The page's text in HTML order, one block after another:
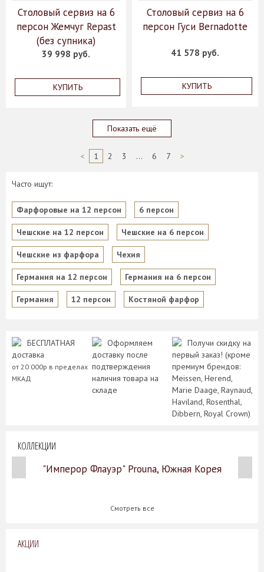
Столовый сервиз на 6
персон Жемчуг Repast
(без супника)
39 998 руб.
КУПИТЬ
Столовый сервиз на 6
персон Гуси Bernadotte
41 578 руб.
КУПИТЬ
Показать ещё
< 1 2 3 ... 6 7 >
Часто ищут:
Фарфоровые на 12 персон 6 персон
Чешские на 12 персон Чешские на 6 персон
Чешские из фарфора Чехия
Германия на 12 персон Германия на 6 персон
Германия 12 персон Костяной фарфор
БЕСПЛАТНАЯ
доставка
от 20 000р в пределах
МКАД
Оформляем
доставку после
подтверждения
наличия товара на
складе
Получи скидку на
первый заказ! (кроме
премиум брендов:
Meissen, Herend,
Marie Daage, Raynaud,
Haviland, Rosenthal,
Dibbern, Royal Crown)
КОЛЛЕКЦИИ
"Имперор Флауэр" Prouna, Южная Корея
Смотреть все
АКЦИИ